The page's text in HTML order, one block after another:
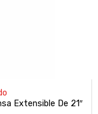
Extensible De 21″